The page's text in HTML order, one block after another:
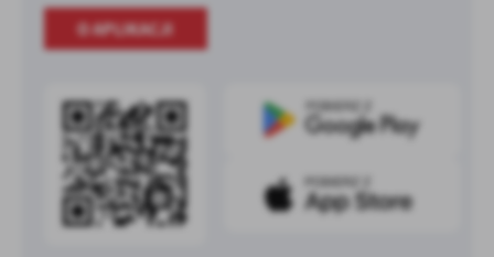
O APLIKACJI